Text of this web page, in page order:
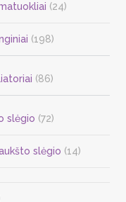
(24)
(198)
(86)
slėgio (72)
slėgio (14)